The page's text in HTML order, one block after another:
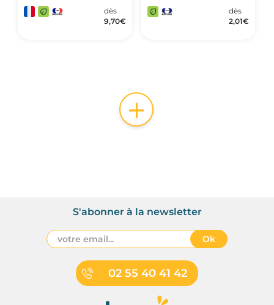
dès
9,70€
dès
2,01€
+
02 55 40 41 42
S'abonner à la newsletter
Ok